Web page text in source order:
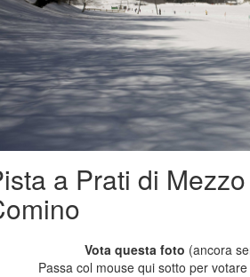
a Prati di
Vota questa foto (ancora
Passa col mouse qui sotto per